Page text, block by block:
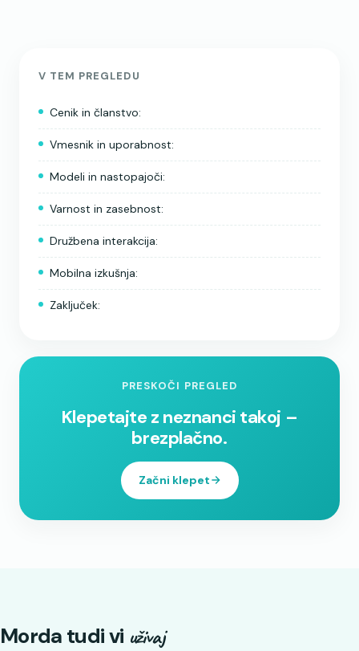
V TEM PREGLEDU
Cenik in članstvo:
Vmesnik in uporabnost:
Modeli in nastopajoči:
Varnost in zasebnost:
Družbena interakcija:
Mobilna izkušnja:
Zaključek:
PRESKOČI PREGLED
Klepetajte z neznanci takoj –
brezplačno.
Začni klepet
Morda tudi vi uživaj